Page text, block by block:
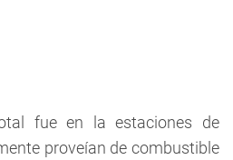
fue en la estaciones de
proveían de combustible